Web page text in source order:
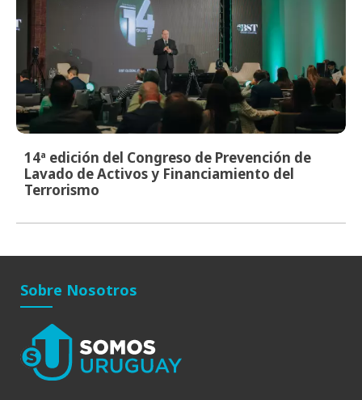
14ª edición del Congreso de Prevención de
Lavado de Activos y Financiamiento del
Terrorismo
Sobre Nosotros